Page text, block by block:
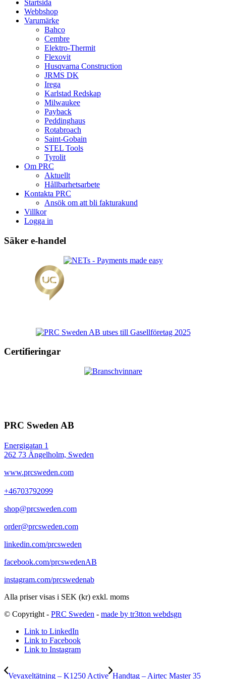
Startsida
Webbshop
Varumärke
Bahco
Cembre
Elektro-Thermit
Flexovit
Husqvarna Construction
JRMS DK
Irega
Karlstad Redskap
Milwaukee
Payback
Peddinghaus
Rotabroach
Saint-Gobain
STEL Tools
Tyrolit
Om PRC
Aktuellt
Hållbarhetsarbete
Kontakta PRC
Ansök om att bli fakturakund
Villkor
Logga in
Säker e-handel
Certifieringar
PRC Sweden AB
Energigatan 1
262 73 Ängelholm, Sweden
www.prcsweden.com
+46703792099
shop@prcsweden.com
order@prcsweden.com
linkedin.com/prcsweden
facebook.com/prcswedenAB
instagram.com/prcswedenab
Alla priser visas i SEK (kr) exkl. moms
© Copyright - PRC Sweden - made by tr3tton webdsgn
Link to LinkedIn
Link to Facebook
Link to Instagram
Vevaxeltätning – K1250 Active Handtag – Airtec Master 35